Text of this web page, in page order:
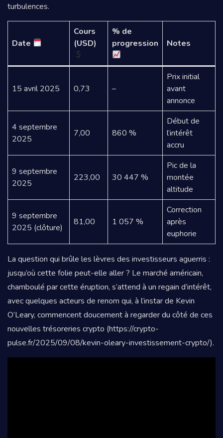
turbulences.
Date
Cours
(USD)
% de
progression
Notes
15 avril 2025 0,73 –
Prix initial
avant
annonce
4 septembre
2025
7,00 860 %
Début de
l’intérêt
accru
9 septembre
2025
223,00 30 447 %
Pic de la
montée
altitude
9 septembre
2025 (clôture)
81,00 1 057 %
Correc­tion
après
euphorie
La question qui brûle les lèvres des investisseurs aguerris :
jusqu’où cette folie peut-elle aller ? Le marché américain,
chamboulé par cette éruption, s’attend à un regain d’intérêt,
avec quelques acteurs de renom qui, à l’instar de Kevin
O’Leary, commencent doucement à regarder du côté de ces
nouvelles trésoreries crypto (https://crypto-
pulse.fr/2025/09/08/kevin-oleary-investissement-crypto/).